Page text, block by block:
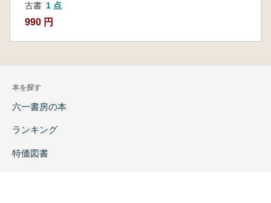
古書 1 点
990 円
本を探す
六一書房の本
ランキング
特価図書